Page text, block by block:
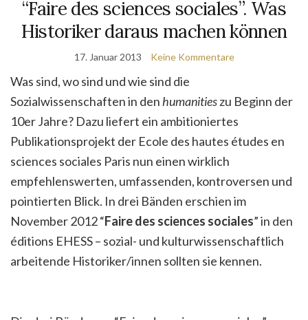
“Faire des sciences sociales”. Was
Historiker daraus machen können
17. Januar 2013 Keine Kommentare
Was sind, wo sind und wie sind die
Sozialwissenschaften in den humanitieszu Beginn der
10er Jahre? Dazu liefert ein ambitioniertes
Publikationsprojekt der Ecole des hautes études en
sciences sociales Paris nun einen wirklich
empfehlenswerten, umfassenden, kontroversen und
pointierten Blick. In drei Bänden erschien im
November 2012 “Faire des sciences sociales” in den
éditions EHESS – sozial- und kulturwissenschaftlich
arbeitende Historiker/innen sollten sie kennen.